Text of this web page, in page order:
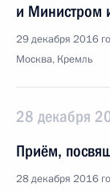
и Министром
29 декабря 2016
Москва, Кремль
28 декабря
Приём,
28 декабря 2016